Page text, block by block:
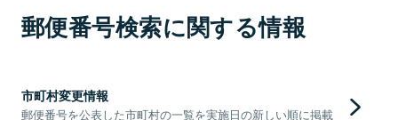
郵便番号検索に関する情報
市町村変更情報
郵便番号を公表した市町村の一覧を実施日の新しい順に掲載